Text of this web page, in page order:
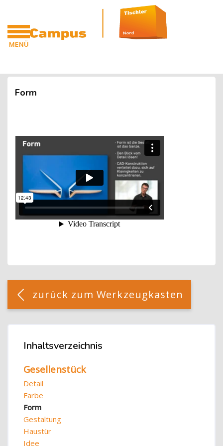
MENÜ
Zum Hauptinhalt
Blöcke
Blöcke
Form
Blöcke
[Cocoon] Custom HTML überspringen
zurück zum Werkzeugkasten
Inhaltsverzeichnis überspringen
Inhaltsverzeichnis
Gesellenstück
Detail
Farbe
Form
Gestaltung
Haustür
Idee